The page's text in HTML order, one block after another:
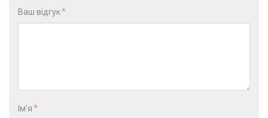
Ваш відгук
Ім'я